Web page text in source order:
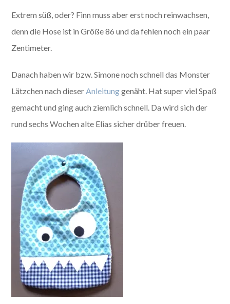
Extrem süß, oder? Finn muss aber erst noch reinwachsen,
denn die Hose ist in Größe 86 und da fehlen noch ein paar
Zentimeter.
Danach haben wir bzw. Simone noch schnell das Monster
Lätzchen nach dieserAnleitunggenäht. Hat super viel Spaß
gemacht und ging auch ziemlich schnell. Da wird sich der
rund sechs Wochen alte Elias sicher drüber freuen.